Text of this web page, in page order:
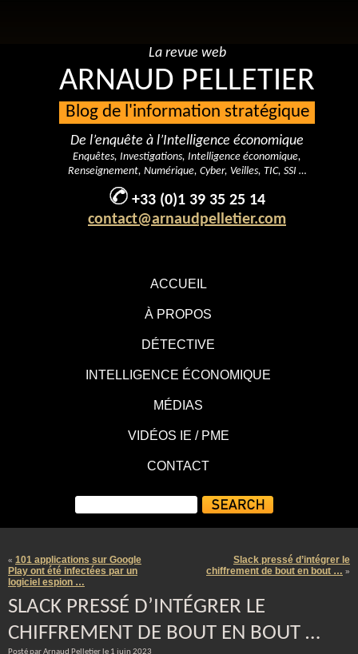
ACCUEIL
À PROPOS
DÉTECTIVE
INTELLIGENCE ÉCONOMIQUE
MÉDIAS
VIDÉOS IE / PME
CONTACT
La revue web
ARNAUD PELLETIER
Blog de l'information stratégique
De l’enquête à l’Intelligence économique
Enquêtes, Investigations, Intelligence économique,
Renseignement, Numérique, Cyber, Veilles, TIC, SSI …
+33 (0)1 39 35 25 14
contact@arnaudpelletier.com
« 101 applications sur Google
Play ont été infectées par un
logiciel espion …
Slack pressé d’intégrer le
chiffrement de bout en bout … »
SLACK PRESSÉ D’INTÉGRER LE
CHIFFREMENT DE BOUT EN BOUT …
Posté par Arnaud Pelletier le 1 juin 2023